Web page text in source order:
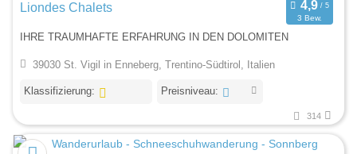
Liondes Chalets
3 Bew.
IHRE TRAUMHAFTE ERFAHRUNG IN DEN DOLOMITEN
39030 St. Vigil in Enneberg, Trentino-Südtirol, Italien
Klassifizierung: Preisniveau:
314